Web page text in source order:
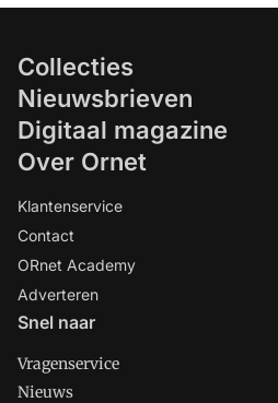
Collecties
Nieuwsbrieven
Digitaal magazine
Over Ornet
Klantenservice
Contact
ORnet Academy
Adverteren
Snel naar
Vragenservice
Nieuws